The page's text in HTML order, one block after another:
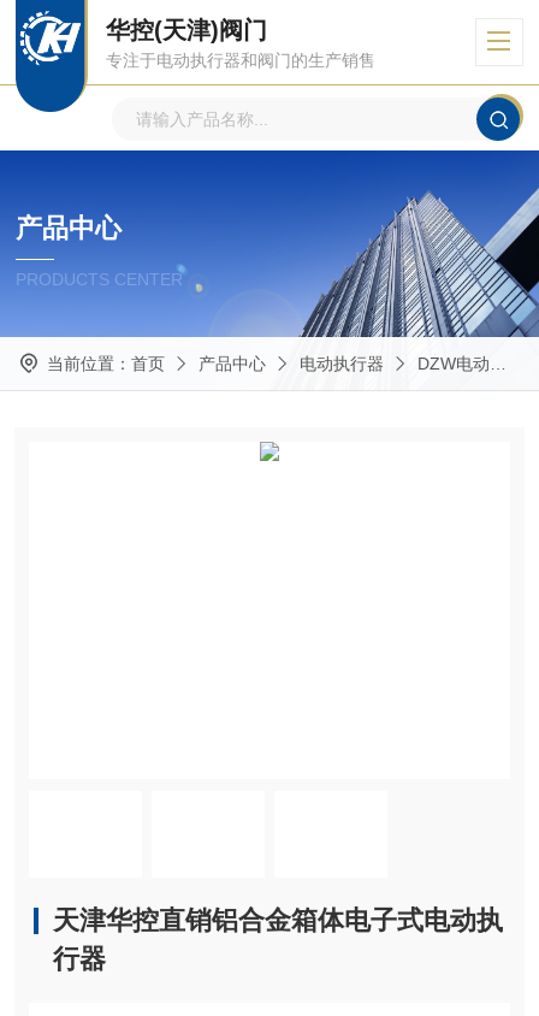
华控(天津)阀门
专注于电动执行器和阀门的生产销售
产品中心
PRODUCTS CENTER
当前位置： 首页 产品中心 电动执行器 DZW电动执行器
天津华控直销铝合金箱体电子式电动执
行器